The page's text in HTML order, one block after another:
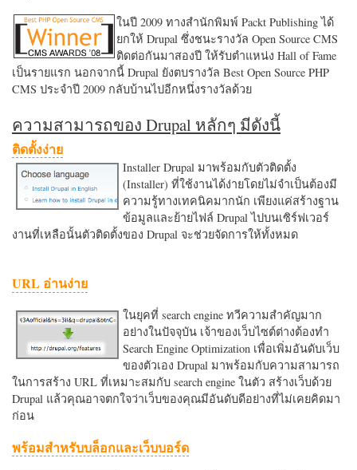
ในปี 2009 ทางสำนักพิมพ์ Packt Publishing ได้
ยกให้ Drupal ซึ่งชนะรางวัล Open Source CMS
ติดต่อกันมาสองปี ให้รับตำแหน่ง Hall of Fame
เป็นรายแรก นอกจากนี้ Drupal ยังตบรางวัล Best Open Source PHP
CMS ประจำปี 2009 กลับบ้านไปอีกหนึ่งรางวัลด้วย
ความสามารถของ Drupal หลักๆ มีดังนี้
ติดตั้งง่าย
Installer Drupal มาพร้อมกับตัวติดตั้ง
(Installer) ที่ใช้งานได้ง่ายโดยไม่จำเป็นต้องมี
ความรู้ทางเทคนิคมากนัก เพียงแค่สร้างฐาน
ข้อมูลและย้ายไฟล์ Drupal ไปบนเซิร์ฟเวอร์
งานที่เหลือนั้นตัวติดตั้งของ Drupal จะช่วยจัดการให้ทั้งหมด
URL อ่านง่าย
ในยุคที่ search engine ทวีความสำคัญมาก
อย่างในปัจจุบัน เจ้าของเว็บไซต์ต่างต้องทำ
Search Engine Optimization เพื่อเพิ่มอันดับเว็บ
ของตัวเอง Drupal มาพร้อมกับความสามารถ
ในการสร้าง URL ที่เหมาะสมกับ search engine ในตัว สร้างเว็บด้วย
Drupal แล้วคุณอาจตกใจว่าเว็บของคุณมีอันดับดีอย่างที่ไม่เคยคิดมา
ก่อน
พร้อมสำหรับบล็อกและเว็บบอร์ด